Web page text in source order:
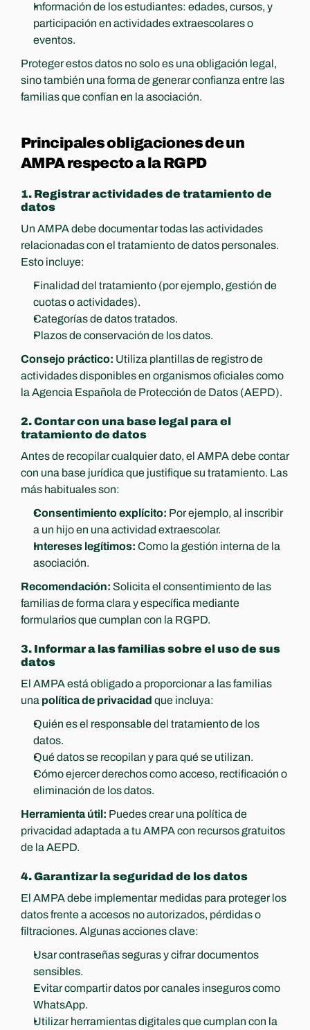
Información de los estudiantes: edades, cursos, y
participación en actividades extraescolares o
eventos.
Proteger estos datos no solo es una obligación legal,
sino también una forma de generar confianza entre las
familias que confían en la asociación.
Principales obligaciones de un
AMPA respecto a la RGPD
1. Registrar actividades de tratamiento de
datos
Un AMPA debe documentar todas las actividades
relacionadas con el tratamiento de datos personales.
Esto incluye:
Finalidad del tratamiento (por ejemplo, gestión de
cuotas o actividades).
Categorías de datos tratados.
Plazos de conservación de los datos.
Consejo práctico: Utiliza plantillas de registro de
actividades disponibles en organismos oficiales como
la Agencia Española de Protección de Datos (AEPD).
2. Contar con una base legal para el
tratamiento de datos
Antes de recopilar cualquier dato, el AMPA debe contar
con una base jurídica que justifique su tratamiento. Las
más habituales son:
Consentimiento explícito: Por ejemplo, al inscribir
a un hijo en una actividad extraescolar.
Intereses legítimos: Como la gestión interna de la
asociación.
Recomendación: Solicita el consentimiento de las
familias de forma clara y específica mediante
formularios que cumplan con la RGPD.
3. Informar a las familias sobre el uso de sus
datos
El AMPA está obligado a proporcionar a las familias
una política de privacidad que incluya:
Quién es el responsable del tratamiento de los
datos.
Qué datos se recopilan y para qué se utilizan.
Cómo ejercer derechos como acceso, rectificación o
eliminación de los datos.
Herramienta útil: Puedes crear una política de
privacidad adaptada a tu AMPA con recursos gratuitos
de la AEPD.
4. Garantizar la seguridad de los datos
El AMPA debe implementar medidas para proteger los
datos frente a accesos no autorizados, pérdidas o
filtraciones. Algunas acciones clave:
Usar contraseñas seguras y cifrar documentos
sensibles.
Evitar compartir datos por canales inseguros como
WhatsApp.
Utilizar herramientas digitales que cumplan con la